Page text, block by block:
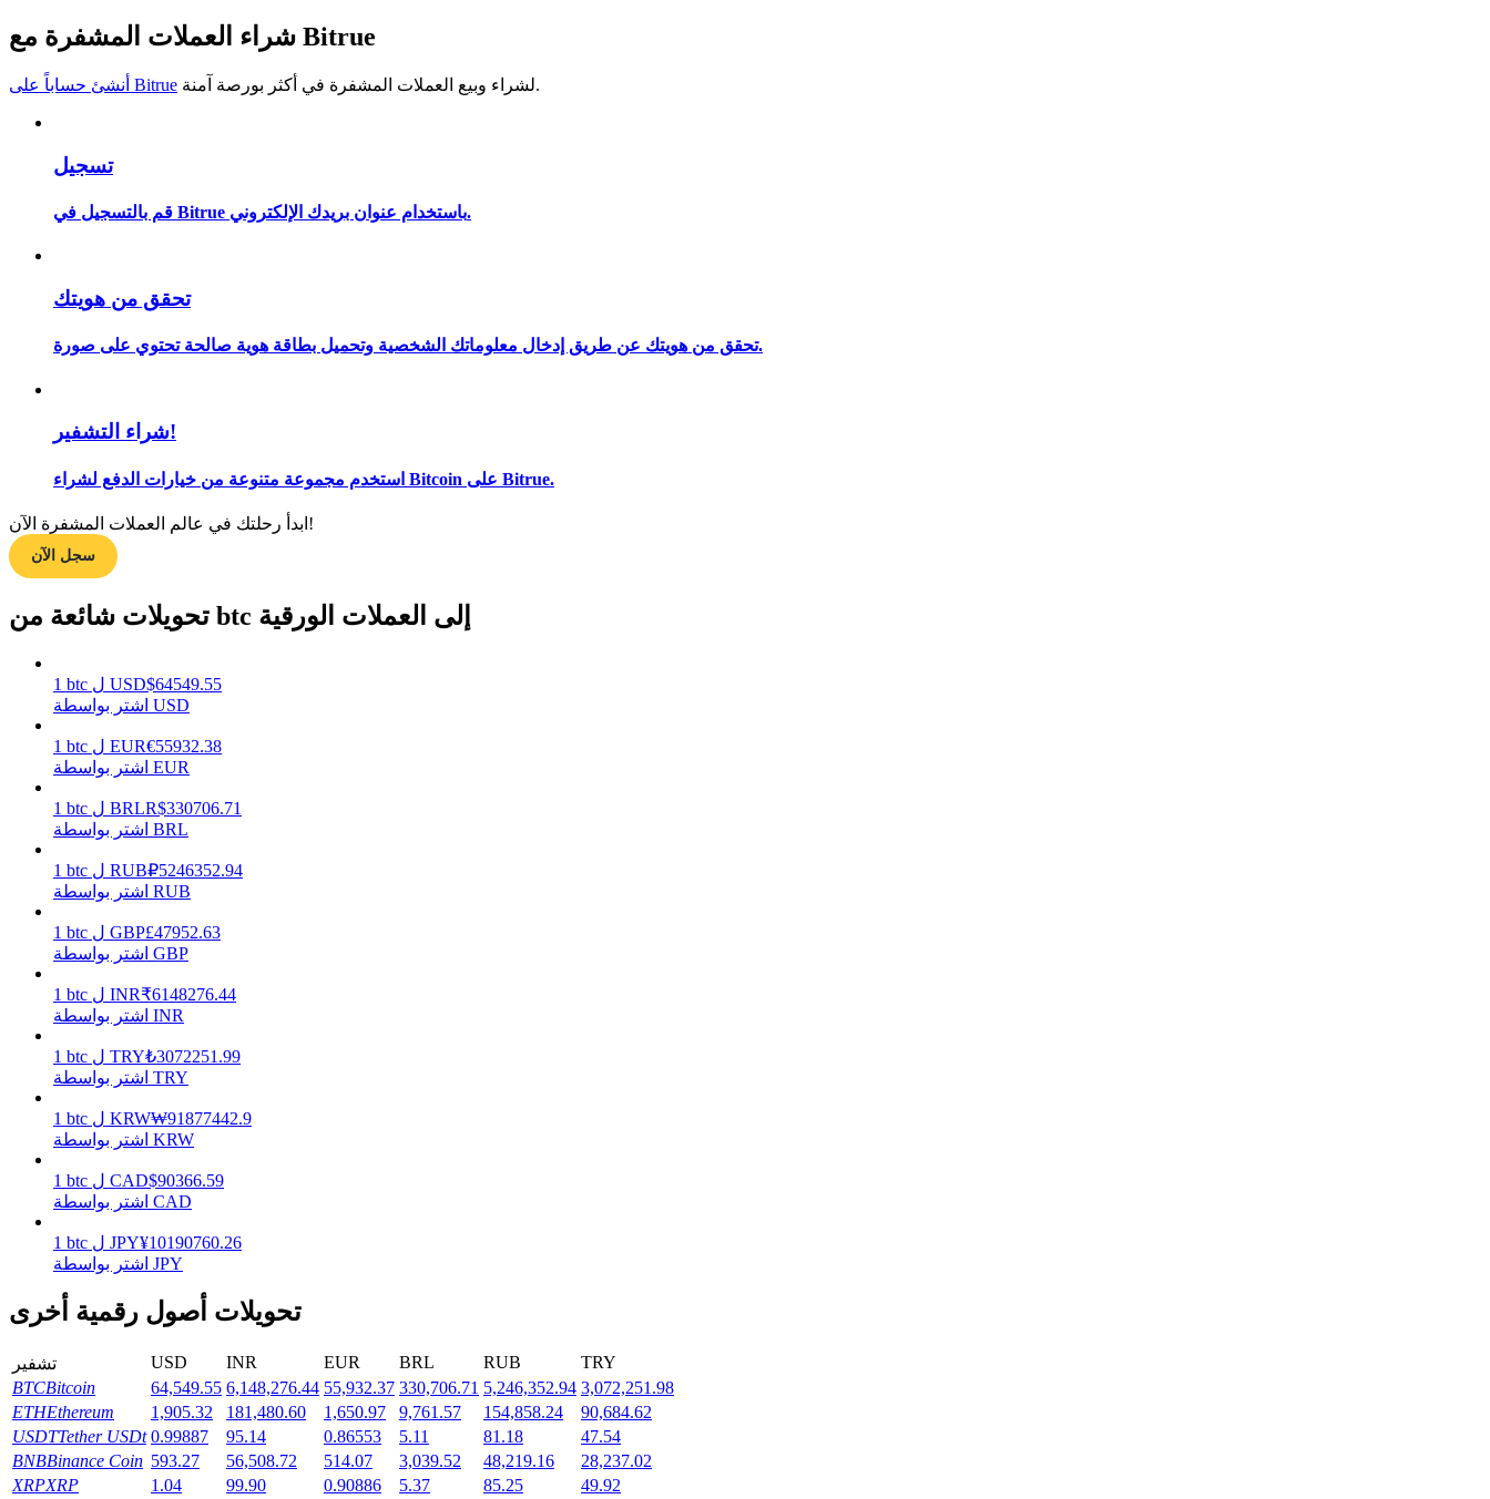
كن متداول نسخ
استمتع بتقاسم الأرباح وعمولات نسخ التداول
معلومة
تحليل البيانات الضخمة بما في ذلك المعلومات التجارية، وما إلى ذلك.
مرشد
دليل المبتدئين للعقود الآجلة
استراتيجيات التداول
تعلم كيفية البقاء مربحة
يكسب
خنزير الطاقة
شراء العملات المشفرة مع Bitrue
أنشئ حساباً على Bitrue لشراء وبيع العملات المشفرة في أكثر بورصة آمنة.
تسجيل
قم بالتسجيل في Bitrue باستخدام عنوان بريدك الإلكتروني.
تحقق من هويتك
تحقق من هويتك عن طريق إدخال معلوماتك الشخصية وتحميل بطاقة هوية صالحة تحتوي على صورة.
شراء التشفير!
استخدم مجموعة متنوعة من خيارات الدفع لشراء Bitcoin على Bitrue.
ابدأ رحلتك في عالم العملات المشفرة الآن!
سجل الآن
تحويلات شائعة من btc إلى العملات الورقية
1 btc ل USD$64549.55
اشتر بواسطة USD
1 btc ل EUR€55932.38
اشتر بواسطة EUR
1 btc ل BRLR$330706.71
اشتر بواسطة BRL
1 btc ل RUB₽5246352.94
اشتر بواسطة RUB
1 btc ل GBP£47952.63
اشتر بواسطة GBP
1 btc ل INR₹6148276.44
اشتر بواسطة INR
1 btc ل TRY₺3072251.99
اشتر بواسطة TRY
1 btc ل KRW₩91877442.9
اشتر بواسطة KRW
1 btc ل CAD$90366.59
اشتر بواسطة CAD
1 btc ل JPY¥10190760.26
اشتر بواسطة JPY
تحويلات أصول رقمية أخرى
تشفير USD INR EUR BRL RUB
TRY
BTCBitcoin 64,549.55 6,148,276.44 55,932.37 330,706.71 5,246,352.94 3,072,251.98
ETHEthereum 1,905.32 181,480.60 1,650.97 9,761.57 154,858.24
90,684.62
USDTTether USDt 0.99887 95.14 0.86553 5.11 81.18
47.54
BNBBinance Coin 593.27 56,508.72 514.07 3,039.52 48,219.16
28,237.02
XRPXRP 1.04 99.90 0.90886 5.37 85.25
49.92